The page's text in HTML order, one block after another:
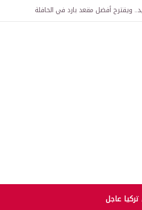
في دمشق.. منح دراسية واعتراف بالشهادات
عاجل